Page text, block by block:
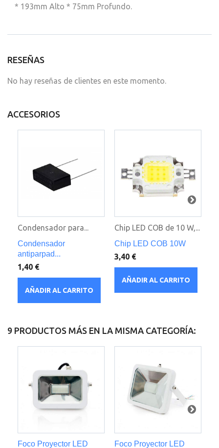
* 193mm Alto * 75mm Profundo.
RESEÑAS
No hay reseñas de clientes en este momento.
ACCESORIOS
Condensador para...
Condensador
antiparpad...
1,40 €
AÑADIR AL CARRITO
Chip LED COB de 10 W,...
Chip LED COB 10W
3,40 €
AÑADIR AL CARRITO
9 PRODUCTOS MÁS EN LA MISMA CATEGORÍA:
Foco Proyector LED
Foco Proyector LED